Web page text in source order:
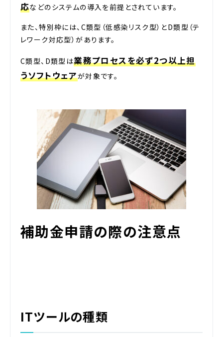
応などのシステムの導入を前提とされています。
また、特別枠には、C類型（低感染リスク型）とD類型（テ
レワーク対応型）があります。
C類型、D類型は業務プロセスを必ず2つ以上担
うソフトウェアが対象です。
補助金申請の際の注意点
ITツールの種類